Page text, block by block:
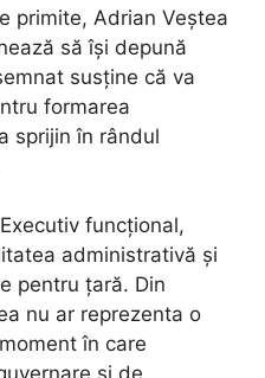
primite, Adrian Veștea
să își depună
susține că va
formarea
sprijin în rândul
funcțional,
administrativă și
pentru țară. Din
nu ar reprezenta o
în care